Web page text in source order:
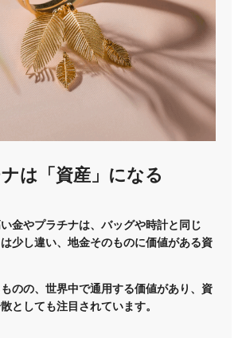
は「資産」になる
金やプラチナは、バッグや時計と同じ
は少し違い、地金そのものに価値がある資
のの、世界中で通用する価値があり、資
としても注目されています。